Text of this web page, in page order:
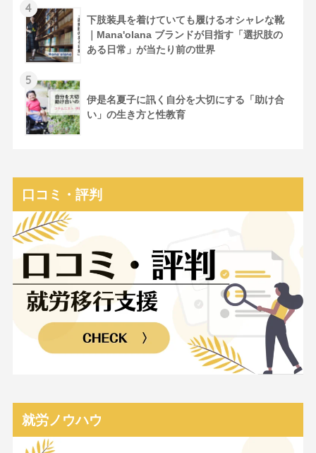
4
下肢装具を着けていても履けるオシャレな靴
｜Mana'olana ブランドが目指す「選択肢の
ある日常」が当たり前の世界
5
伊是名夏子に訊く自分を大切にする「助け合
い」の生き方と性教育
口コミ・評判
就労ノウハウ